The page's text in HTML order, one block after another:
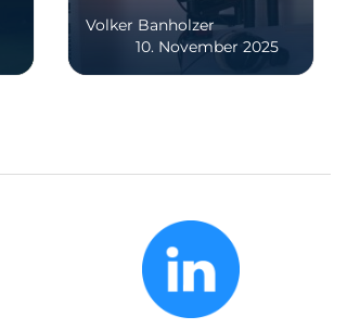
Volker Banholzer
10. November 2025